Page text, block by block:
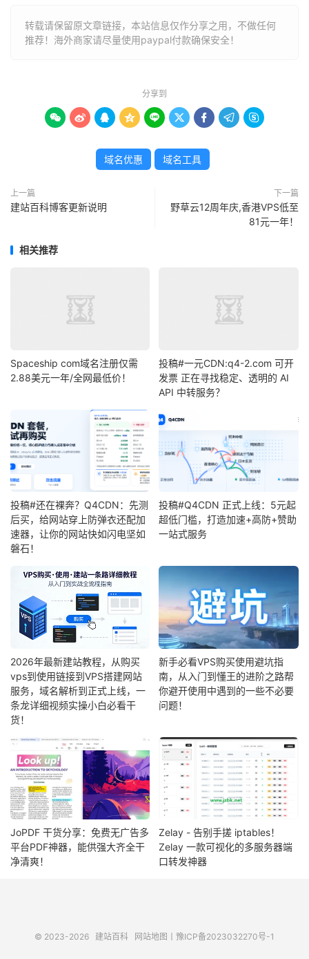
转载请保留原文章链接，本站信息仅作分享之用，不做任何
推荐！海外商家请尽量使用paypal付款确保安全！
分享到
        
域名优惠 域名工具
上一篇
建站百科博客更新说明
下一篇
野草云12周年庆,香港VPS低至
81元一年！
相关推荐
Spaceship com域名注册仅需
2.88美元一年/全网最低价！
投稿#一元CDN:q4-2.com 可开
发票 正在寻找稳定、透明的 AI
API 中转服务？
投稿#还在裸奔？Q4CDN：先测
后买，给网站穿上防弹衣还配加
速器，让你的网站快如闪电坚如
磐石！
投稿#Q4CDN 正式上线：5元起
超低门槛，打造加速+高防+赞助
一站式服务
2026年最新建站教程，从购买
vps到使用链接到VPS搭建网站
服务，域名解析到正式上线，一
条龙详细视频实操小白必看干
货！
新手必看VPS购买使用避坑指
南，从入门到懂王的进阶之路帮
你避开使用中遇到的一些不必要
问题！
JoPDF 干货分享：免费无广告多
平台PDF神器，能供强大齐全干
净清爽！
Zelay - 告别手搓 iptables！
Zelay 一款可视化的多服务器端
口转发神器
© 2023-2026 建站百科 网站地图 豫ICP备2023032270号-1